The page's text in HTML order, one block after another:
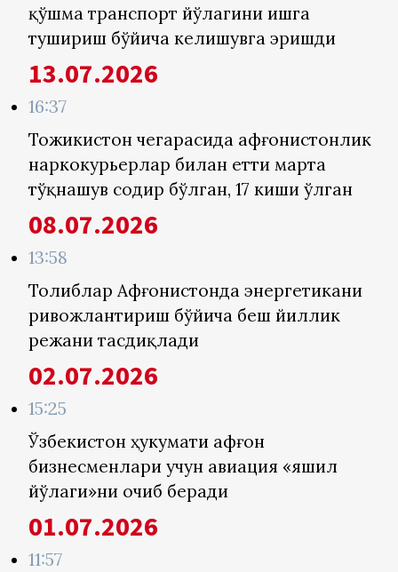
қўшма транспорт йўлагини ишга
тушириш бўйича келишувга эришди
13.07.2026
16:37
Тожикистон чегарасида афғонистонлик
наркокурьерлар билан етти марта
тўқнашув содир бўлган, 17 киши ўлган
08.07.2026
13:58
Толиблар Афғонистонда энергетикани
ривожлантириш бўйича беш йиллик
режани тасдиқлади
02.07.2026
15:25
Ўзбекистон ҳукумати афғон
бизнесменлари учун авиация «яшил
йўлаги»ни очиб беради
01.07.2026
11:57